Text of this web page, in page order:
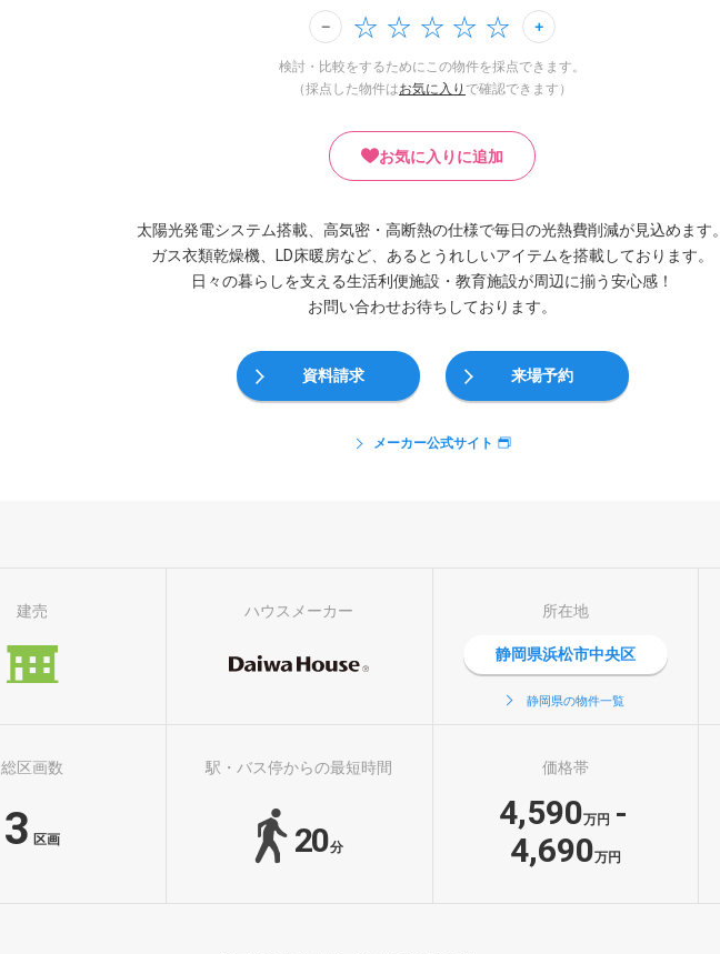
検討・比較をするためにこの物件を採点できます。
（採点した物件はお気に入り で確認できます）
お気に入りに追加
太陽光発電システム搭載、高気密・高断熱の仕様で毎日の光熱費削減が見込めます。
ガス衣類乾燥機、LD床暖房など、あるとうれしいアイテムを搭載しております。
日々の暮らしを支える生活利便施設・教育施設が周辺に揃う安心感！
お問い合わせお待ちしております。
資料請求 来場予約
メーカー公式サイト
建売 ハウスメーカー 所在地
静岡県浜松市中央区
静岡県の物件一覧
総区画数
3 区画
駅・バス停からの最短時間
20分
価格帯
4,590万円 -
4,690万円